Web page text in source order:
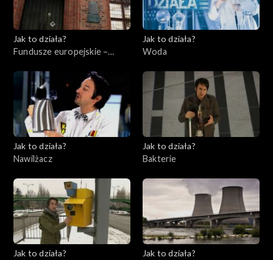
Jak to działa?
Fundusze europejskie –
Jak to działa?
Woda
Jak to działa?
Nawilżacz
Jak to działa?
Bakterie
Jak to działa?
Jak to działa?